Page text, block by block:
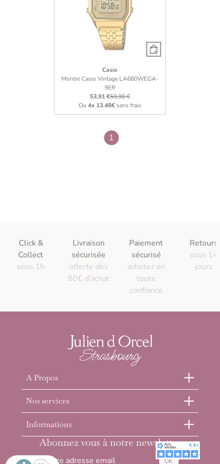
Casio
Montre Casio Vintage LA680WEGA-
9ER
53,91 €59,90 €
Ou 4x 13.48€sans frais
1
Click &
Collect
sous 1h
Livraison
sécurisée
offerte dès
80€ d'achat
Paiement
sécurisé
achetez en
toute
confiance
Retours
sous 14
jours
A Propos
Nos services
Informations
Abonnez vous à notre newsletter